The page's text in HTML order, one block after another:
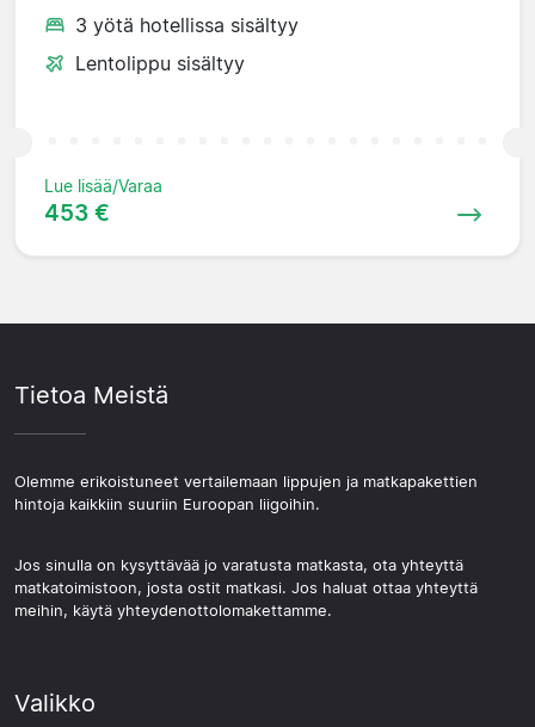
3 yötä hotellissa sisältyy
Lentolippu sisältyy
Lue lisää/Varaa
453 €
Tietoa Meistä
Olemme erikoistuneet vertailemaan lippujen ja matkapakettien
hintoja kaikkiin suuriin Euroopan liigoihin.
Jos sinulla on kysyttävää jo varatusta matkasta, ota yhteyttä
matkatoimistoon, josta ostit matkasi. Jos haluat ottaa yhteyttä
meihin, käytä yhteydenottolomakettamme.
Valikko